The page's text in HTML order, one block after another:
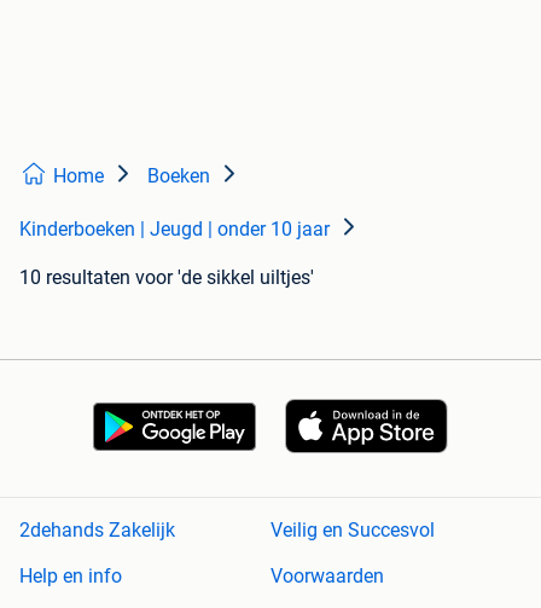
Home Boeken
Kinderboeken | Jeugd | onder 10 jaar
10 resultaten voor 'de sikkel uiltjes'
2dehands Zakelijk
Veilig en Succesvol
Help en info
Voorwaarden